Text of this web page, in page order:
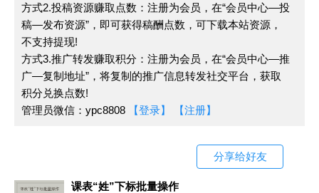
方式2.投稿资源赚取点数：注册为会员，在“会员中心—投
稿—发布资源”，即可获得稿酬点数，可下载本站资源，
不支持提现!
方式3.推广转发赚取积分：注册为会员，在“会员中心—推
广—复制地址”，将复制的推广信息转发社交平台，获取
积分兑换点数!
管理员微信：ypc8808
【登录】 【注册】
分享给好友
课表“姓”下标批量操作